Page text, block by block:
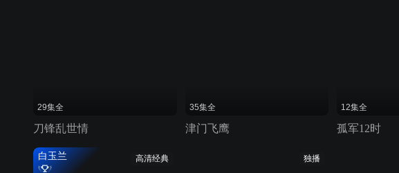
29集全
刀锋乱世情
35集全
津门飞鹰
12集全
孤军12时
高清经典
白玉兰 独播